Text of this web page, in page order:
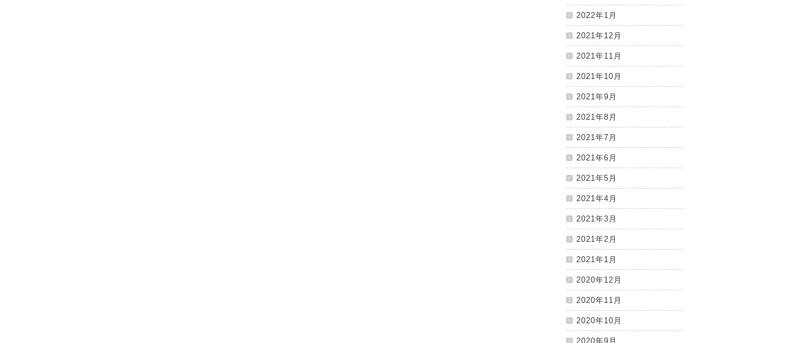
2022年1月
2021年12月
2021年11月
2021年10月
2021年9月
2021年8月
2021年7月
2021年6月
2021年5月
2021年4月
2021年3月
2021年2月
2021年1月
2020年12月
2020年11月
2020年10月
2020年9月